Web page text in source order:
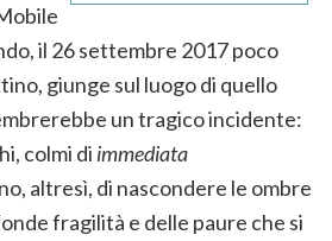
il 26 settembre 2017 poco
giunge sul luogo di quello
un tragico incidente:
colmi di immediata
altresì, di nascondere le ombre
fragilità e delle paure che si